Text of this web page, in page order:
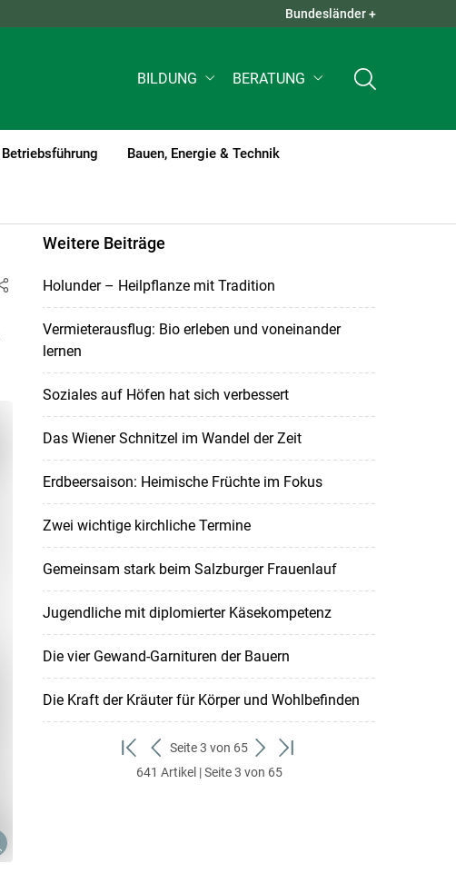
QUICK LINKS +
Bundesländer +
BILDUNG BERATUNG
Betriebsführung Bauen, Energie & Technik
Weitere Beiträge
Holunder – Heilpflanze mit Tradition
Vermieterausflug: Bio erleben und voneinander
lernen
Soziales auf Höfen hat sich verbessert
Das Wiener Schnitzel im Wandel der Zeit
Erdbeersaison: Heimische Früchte im Fokus
Zwei wichtige kirchliche Termine
Gemeinsam stark beim Salzburger Frauenlauf
Jugendliche mit diplomierter Käsekompetenz
Die vier Gewand-Garnituren der Bauern
Die Kraft der Kräuter für Körper und Wohlbefinden
zum
ersten
zurück
zum
Seite 3 von 65
weiter
zum
zum
641 Artikel | Seite 3 von 65